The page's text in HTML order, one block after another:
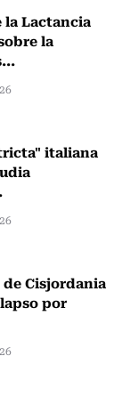
la Lactancia
la
italiana
Cisjordania
por